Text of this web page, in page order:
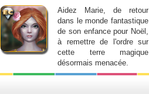
Aidez Marie, de retour
dans le monde fantastique
de son enfance pour Noël,
à remettre de l'ordre sur
cette terre magique
désormais menacée.